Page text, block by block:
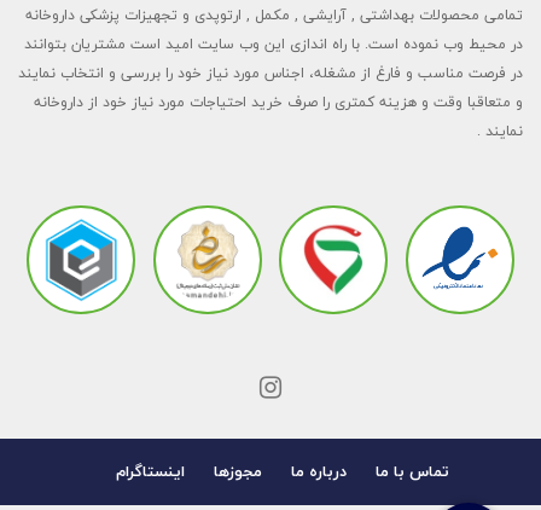
تمامی محصولات بهداشتی , آرایشی , مکمل , ارتوپدی و تجهیزات پزشکی داروخانه
در محیط وب نموده است. با راه اندازی این وب سایت امید است مشتریان بتوانند
در فرصت مناسب و فارغ از مشغله، اجناس مورد نیاز خود را بررسی و انتخاب نمایند
و متعاقبا وقت و هزینه کمتری را صرف خرید احتیاجات مورد نیاز خود از داروخانه
نمایند .
تماس با ما درباره ما مجوزها اینستاگرام